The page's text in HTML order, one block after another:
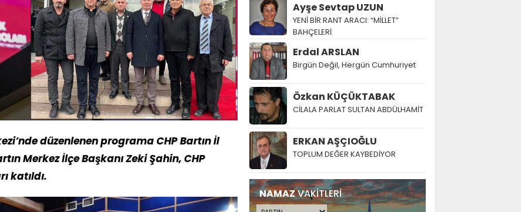
düzenlenen programa CHP Bartın İl
Merkez İlçe Başkanı Zeki Şahin, CHP
katıldı.
Ayşe Sevtap UZUN
YENİ BİR RANT ARACI: “MİLLET”
BAHÇELERİ
Erdal ARSLAN
Birgün Değil, Hergün Cumhuriyet
Özkan KÜÇÜKTABAK
CİLALA PARLAT SULTAN ABDÜLHAMİT
ERKAN AŞÇIOĞLU
TOPLUM DEĞER KAYBEDİYOR
NAMAZVAKİTLERİ